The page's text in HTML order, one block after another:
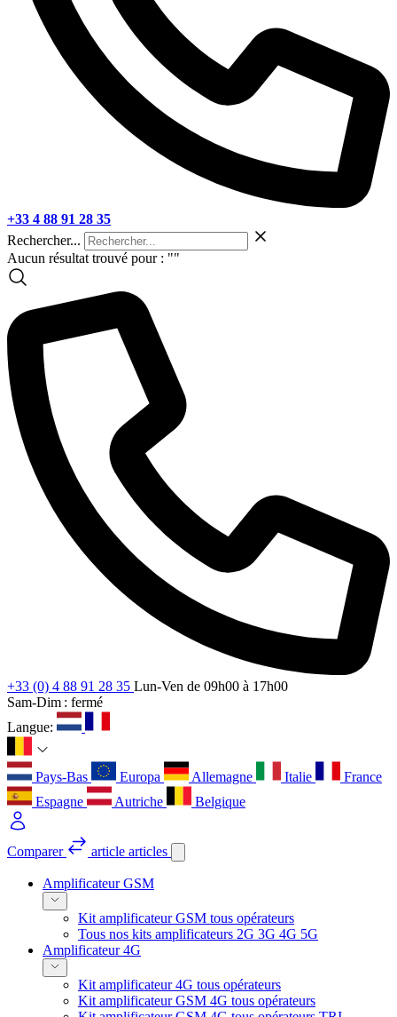
+33 4 88 91 28 35
Rechercher...
Aucun résultat trouvé pour : ""
+33 (0) 4 88 91 28 35 Lun-Ven de 09h00 à 17h00
Sam-Dim : fermé
Langue:
Pays-Bas Europa Allemagne Italie
France
Espagne
Autriche Belgique
Comparer article articles
Amplificateur GSM
Kit amplificateur GSM tous opérateurs
Tous nos kits amplificateurs 2G 3G 4G 5G
Amplificateur 4G
Kit amplificateur 4G tous opérateurs
Kit amplificateur GSM 4G tous opérateurs